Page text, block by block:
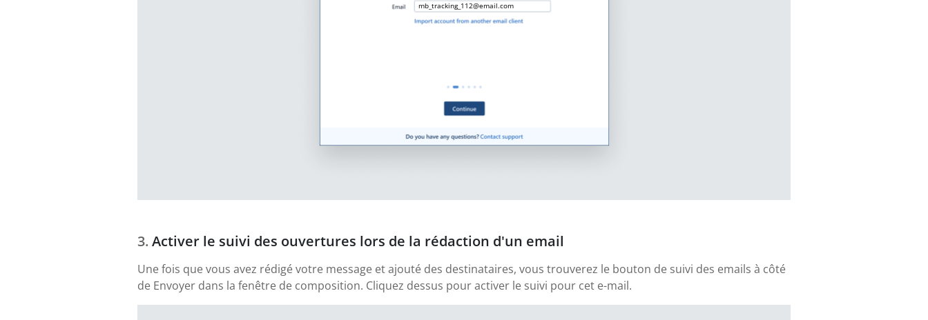
mb_tracking_112@email.com
Activer le suivi des ouvertures lors de la rédaction d'un email
Une fois que vous avez rédigé votre message et ajouté des destinataires, vous trouverez le bouton de suivi des emails à côté
de Envoyer dans la fenêtre de composition. Cliquez dessus pour activer le suivi pour cet e-mail.